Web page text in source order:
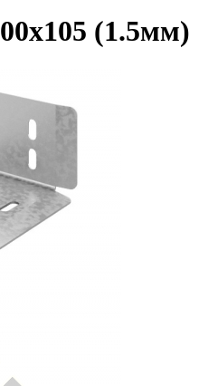
(1.5мм)